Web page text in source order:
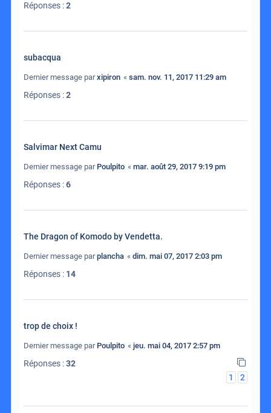
Réponses :2
subacqua
Dernier message parxipiron « sam. nov. 11, 2017 11:29 am
Réponses :2
Salvimar Next Camu
Dernier message par Poulpito « mar. août 29, 2017 9:19 pm
Réponses :6
The Dragon of Komodo by Vendetta.
Dernier message parplancha « dim. mai 07, 2017 2:03 pm
Réponses : 14
trop de choix !
Dernier message par Poulpito « jeu. mai 04, 2017 2:57 pm
Réponses :32
1
2